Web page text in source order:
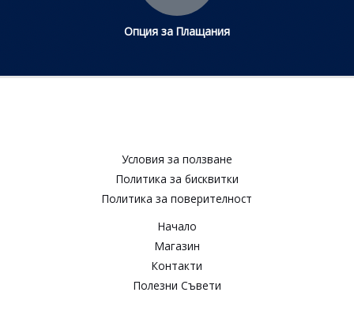
Опция за Плащания
Условия за ползване​
Политика за бисквитки​
Политика за поверителност​
Начало
Магазин
Контакти
Полезни Съвети